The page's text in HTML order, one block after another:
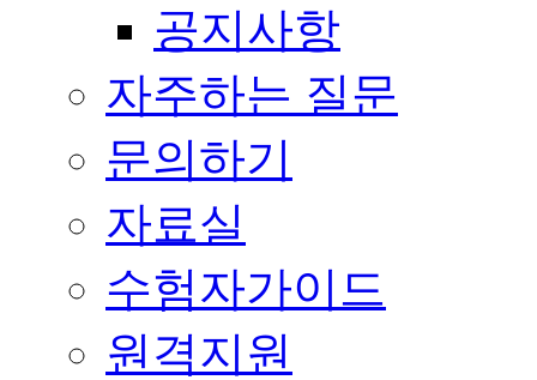
공지사항
자주하는 질문
문의하기
자료실
수험자가이드
원격지원